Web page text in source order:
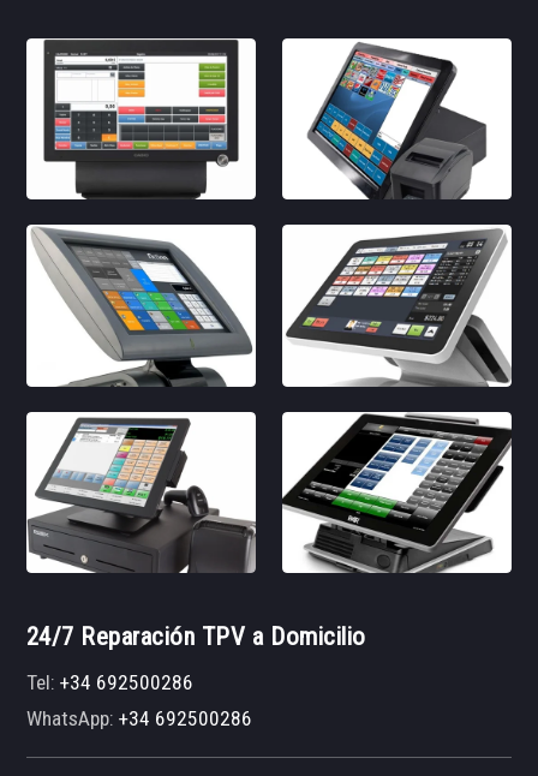
24/7 Reparación TPV a Domicilio
Tel:+34 692500286
WhatsApp:+34 692500286